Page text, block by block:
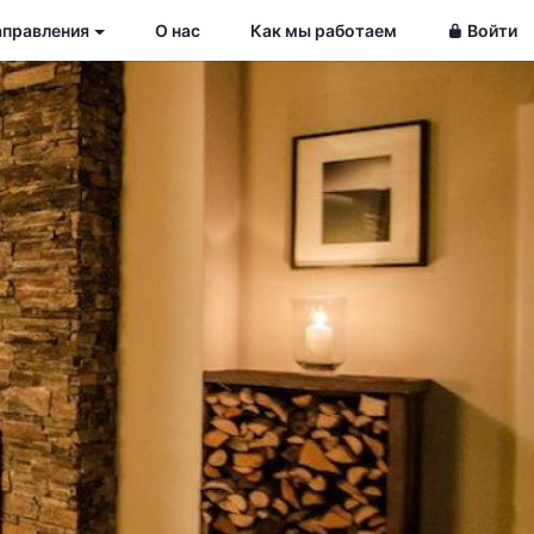
О нас Как мы работаем Войти